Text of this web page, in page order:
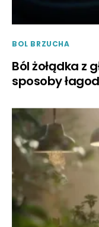
BOL BRZUCHA
Ból żołądka z
sposoby